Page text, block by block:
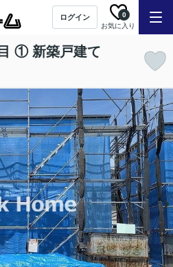
ログイン
お気に入り
0
① 新築戸建て